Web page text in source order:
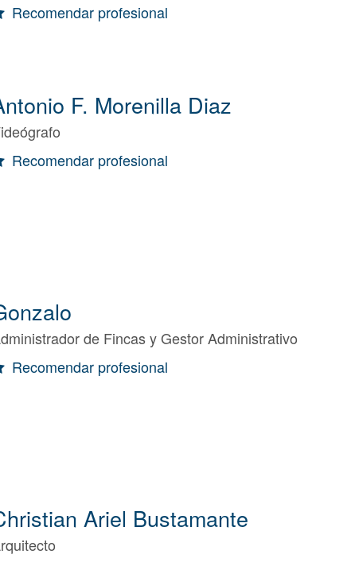
Recomendar profesional
F. Morenilla Diaz
Recomendar profesional
de Fincas y Gestor Administrativo
Recomendar profesional
Ariel Bustamante